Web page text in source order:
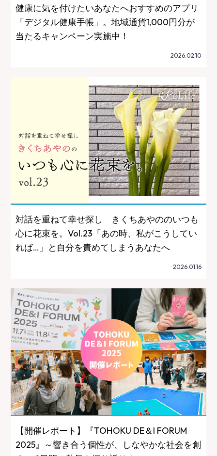
健康に気を付けたいあなたへおすすめのアプリ
「デジタル健康手帳」。地域通貨1,000円分が
当たるキャンペーン実施中！
2026.02.10
対話を重ねて幸せ探し きくちあやののいつも
心に花束を。Vol.23「あの時、私がこうしてい
れば…」と自分を責めてしまうあなたへ
2026.01.16
【開催レポート】『TOHOKU DE＆I FORUM
2025』～響き合う個性が、しなやかな社会を創